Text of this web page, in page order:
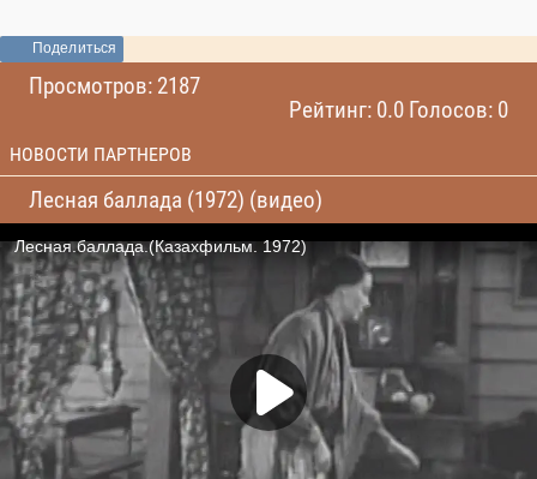
Поделиться
Просмотров: 2187
Рейтинг: 0.0 Голосов: 0
НОВОСТИ ПАРТНЕРОВ
Лесная баллада (1972) (видео)